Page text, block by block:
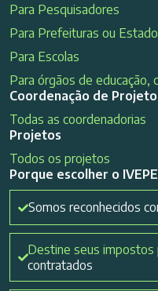
Para Pesquisadores
Para Prefeituras ou
Para Escolas
Para órgãos de educação,
Coordenação de
Todas as coordenadorias
Projetos
Todos os projetos
Porque escolher o
Somos reconhecidos
Destine seus impostos
contratados